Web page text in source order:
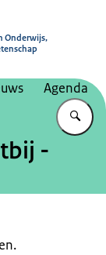
Onderwijs,
Agenda
-